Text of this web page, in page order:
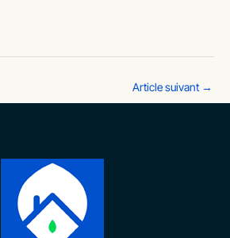
Article suivant →